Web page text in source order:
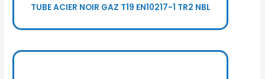
TUBE ACIER NOIR GAZ T19 EN10217-1 TR2 NBL